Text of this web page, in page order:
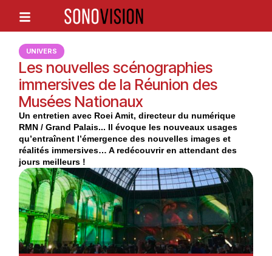
UNIVERS
Les nouvelles scénographies
immersives de la Réunion des
Musées Nationaux
Un entretien avec Roei Amit, directeur du numérique
RMN / Grand Palais... Il évoque les nouveaux usages
qu’entraînent l’émergence des nouvelles images et
réalités immersives… A redécouvrir en attendant des
jours meilleurs !